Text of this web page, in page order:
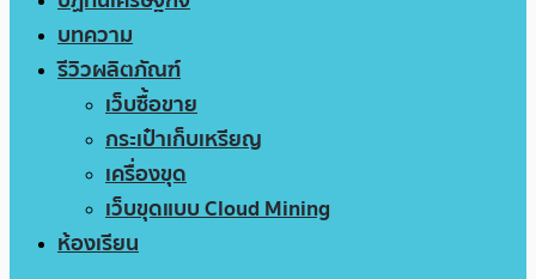
บทความ
รีวิวผลิตภัณฑ์
เว็บซื้อขาย
กระเป๋าเก็บเหรียญ
เครื่องขุด
เว็บขุดแบบ Cloud Mining
ห้องเรียน